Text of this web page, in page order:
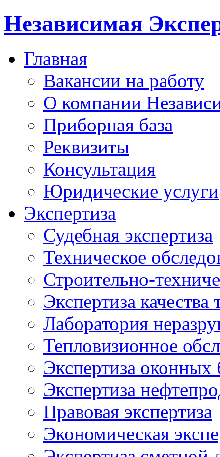
Независимая
Главная
Вакансии на работу
О компании
Приборная база
Реквизиты
Консультация
Юридические услуги
Экспертиза
Судебная экспертиза
Техническое
Строительно-
Экспертиза качества
Лаборатория
Тепловизионное
Экспертиза оконных
Экспертиза
Правовая экспертиза
Экономическая